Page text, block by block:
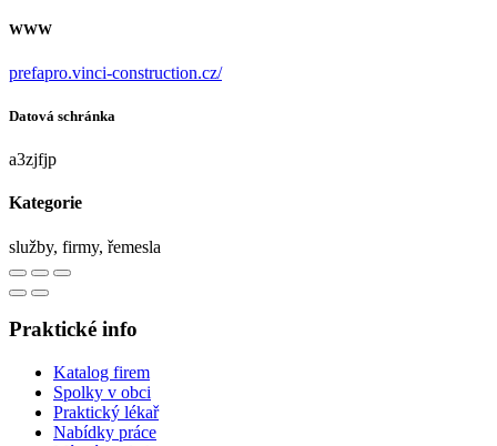
WWW
prefapro.vinci-construction.cz/
Datová schránka
a3zjfjp
Kategorie
služby, firmy, řemesla
Praktické info
Katalog firem
Spolky v obci
Praktický lékař
Nabídky práce